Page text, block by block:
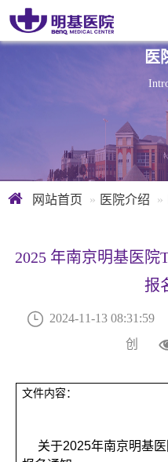
医
网站首页 医院介绍
2025 年南京明基医
报
 2024-11-13 08:31:59
创
文件内容：
关于2025年南京明基